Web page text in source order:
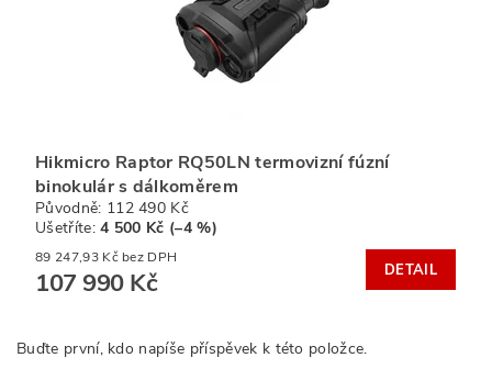
Hikmicro Raptor RQ50LN termovizní fúzní
binokulár s dálkoměrem
Původně: 112 490 Kč
Ušetříte:4 500 Kč (–4 %)
89 247,93 Kč bez DPH
107 990 Kč DETAIL
Buďte první, kdo napíše příspěvek k této položce.